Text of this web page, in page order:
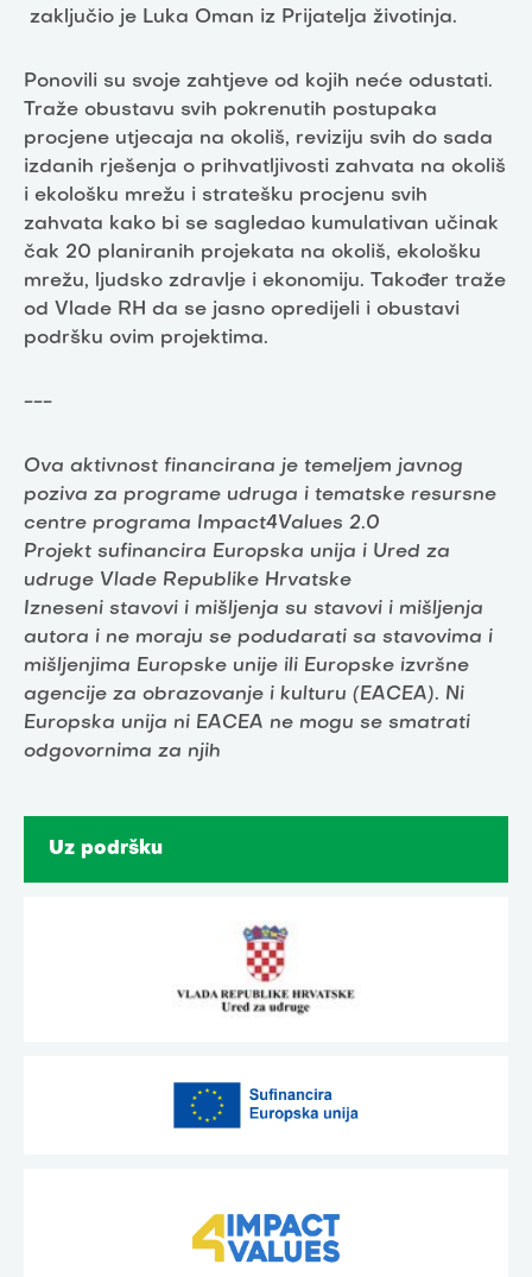
zaključio je Luka Oman iz Prijatelja životinja.
Ponovili su svoje zahtjeve od kojih neće odustati.
Traže obustavu svih pokrenutih postupaka
procjene utjecaja na okoliš, reviziju svih do sada
izdanih rješenja o prihvatljivosti zahvata na okoliš
i ekološku mrežu i stratešku procjenu svih
zahvata kako bi se sagledao kumulativan učinak
čak 20 planiranih projekata na okoliš, ekološku
mrežu, ljudsko zdravlje i ekonomiju. Također traže
od Vlade RH da se jasno opredijeli i obustavi
podršku ovim projektima.
---
Ova aktivnost financirana je temeljem javnog
poziva za programe udruga i tematske resursne
centre programa Impact4Values 2.0
Projekt sufinancira Europska unija i Ured za
udruge Vlade Republike Hrvatske
Izneseni stavovi i mišljenja su stavovi i mišljenja
autora i ne moraju se podudarati sa stavovima i
mišljenjima Europske unije ili Europske izvršne
agencije za obrazovanje i kulturu (EACEA). Ni
Europska unija ni EACEA ne mogu se smatrati
odgovornima za njih
Uz podršku